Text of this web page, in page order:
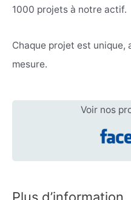
1000 projets à notre actif.
Chaque projet est
mesure.
Voir nos